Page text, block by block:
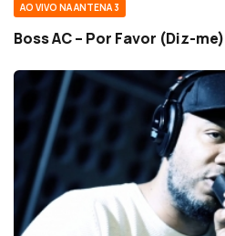
AO VIVO NA ANTENA 3
Boss AC – Por Favor (Diz-me)